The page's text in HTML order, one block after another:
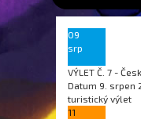
09
srp
VÝLET Č. 7 -
Datum 9. srpen
turistický výlet
11